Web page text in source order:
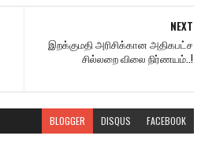
NEXT
இறக்குமதி அரிசிக்கான அதிகபட்ச
சில்லறை விலை நிர்ணயம்..!
BLOGGER DISQUS FACEBOOK